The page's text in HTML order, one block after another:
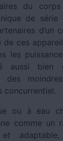
du
de
d’un
de ces
les
aussi bien
des
concurrentiel.
ou à eau
comme un